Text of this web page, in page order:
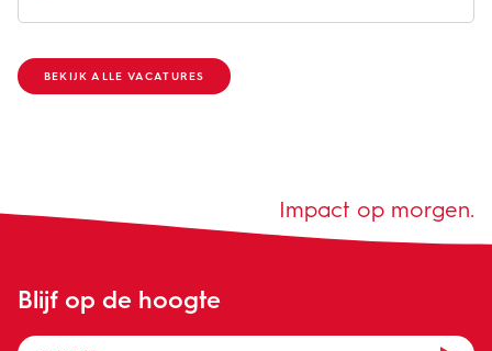
BEKIJK ALLE VACATURES
Blijf op de hoogte
Impact op morgen.